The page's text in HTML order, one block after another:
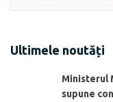
Ultimele noutăți
Ministerul
supune